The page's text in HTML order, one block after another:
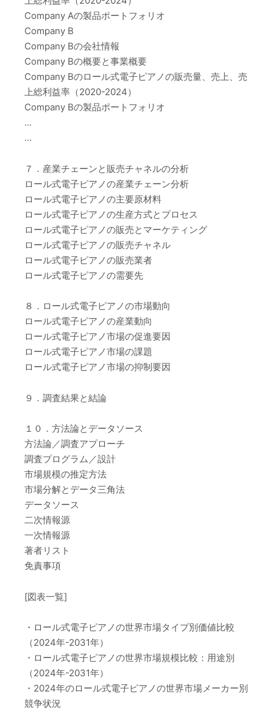
Company Aの製品ポートフォリオ
Company B
Company Bの会社情報
Company Bの概要と事業概要
Company Bのロール式電子ピアノの販売量、売上、売
上総利益率（2020-2024）
Company Bの製品ポートフォリオ
…
…
７．産業チェーンと販売チャネルの分析
ロール式電子ピアノの産業チェーン分析
ロール式電子ピアノの主要原材料
ロール式電子ピアノの生産方式とプロセス
ロール式電子ピアノの販売とマーケティング
ロール式電子ピアノの販売チャネル
ロール式電子ピアノの販売業者
ロール式電子ピアノの需要先
８．ロール式電子ピアノの市場動向
ロール式電子ピアノの産業動向
ロール式電子ピアノ市場の促進要因
ロール式電子ピアノ市場の課題
ロール式電子ピアノ市場の抑制要因
９．調査結果と結論
１０．方法論とデータソース
方法論／調査アプローチ
調査プログラム／設計
市場規模の推定方法
市場分解とデータ三角法
データソース
二次情報源
一次情報源
著者リスト
免責事項
[図表一覧]
・ロール式電子ピアノの世界市場タイプ別価値比較
（2024年-2031年）
・ロール式電子ピアノの世界市場規模比較：用途別
（2024年-2031年）
・2024年のロール式電子ピアノの世界市場メーカー別
競争状況